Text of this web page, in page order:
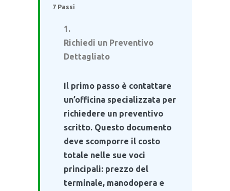
7 Passi
Richiedi un Preventivo
Dettagliato
Il primo passo è contattare
un’officina specializzata per
richiedere un preventivo
scritto. Questo documento
deve scomporre il costo
totale nelle sue voci
principali: prezzo del
terminale, manodopera e